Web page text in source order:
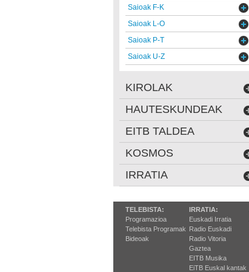
Saioak F-K
Saioak L-O
Saioak P-T
Saioak U-Z
KIROLAK
HAUTESKUNDEAK
EITB TALDEA
KOSMOS
IRRATIA
TELEBISTA:
Programazioa
Telebista Programak
Bideoak
IRRATIA:
Euskadi Irratia
Radio Euskadi
Radio Vitoria
Gaztea
EITB Musika
EiTB Euskal kantak